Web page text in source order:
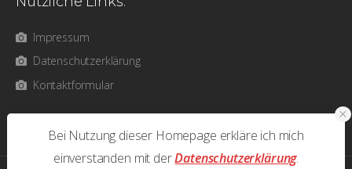
Impressum
Datenschutzerklärung
Kontaktformular
Bei Nutzung dieser Homepage erkläre ich mich
einverstanden mit derDatenschutzerklärung.